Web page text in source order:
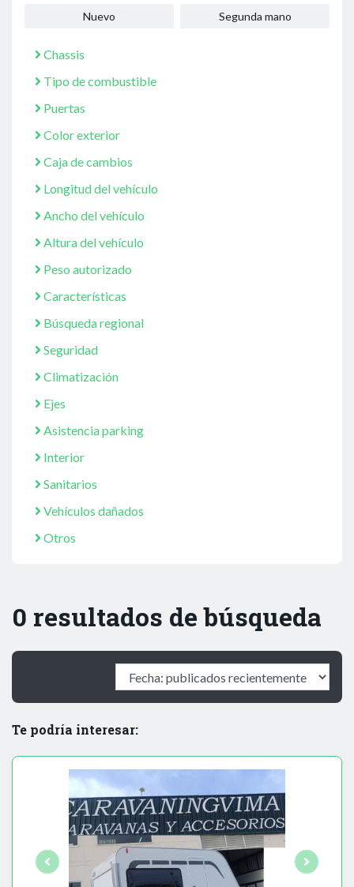
Nuevo Segunda mano
Chassis
Tipo de combustible
Puertas
Color exterior
Caja de cambios
Longitud del vehículo
Ancho del vehículo
Altura del vehículo
Peso autorizado
Características
Búsqueda regional
Seguridad
Climatización
Ejes
Asistencia parking
Interior
Sanitarios
Vehículos dañados
Otros
0 resultados de búsqueda
Te podría interesar: